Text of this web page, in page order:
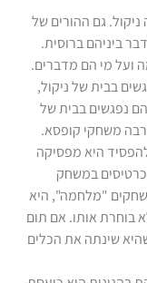
גם ההורים של
ביניהם ברוסית.
ועל מי הם מדברים.
בבית של ניקול,
נפגשים בבית של
משחקי קופסא.
היא מפסיקה
במשחק
"מלחמה", היא
בוחרת אותו. אם תום
שינתה את הכלים